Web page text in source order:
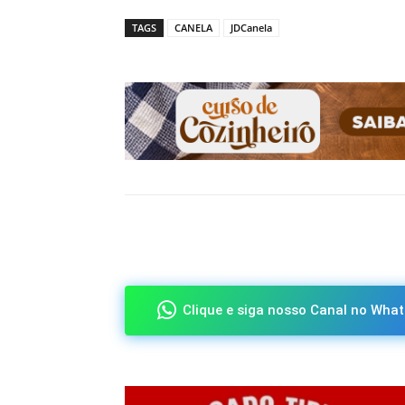
TAGS CANELA JDCanela
Clique e siga nosso Canal no